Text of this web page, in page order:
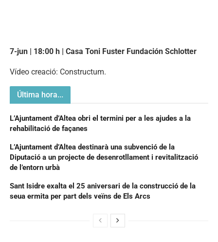
7-jun | 18:00 h | Casa Toni Fuster Fundación Schlotter
Vídeo creació: Constructum.
Última hora...
L’Ajuntament d’Altea obri el termini per a les ajudes a la
rehabilitació de façanes
L’Ajuntament d’Altea destinarà una subvenció de la
Diputació a un projecte de desenrotllament i revitalització
de l’entorn urbà
Sant Isidre exalta el 25 aniversari de la construcció de la
seua ermita per part dels veïns de Els Arcs